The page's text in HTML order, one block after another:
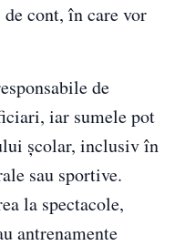
cont, în care vor
de
iar sumele pot
școlar, inclusiv în
sau sportive.
la spectacole,
antrenamente